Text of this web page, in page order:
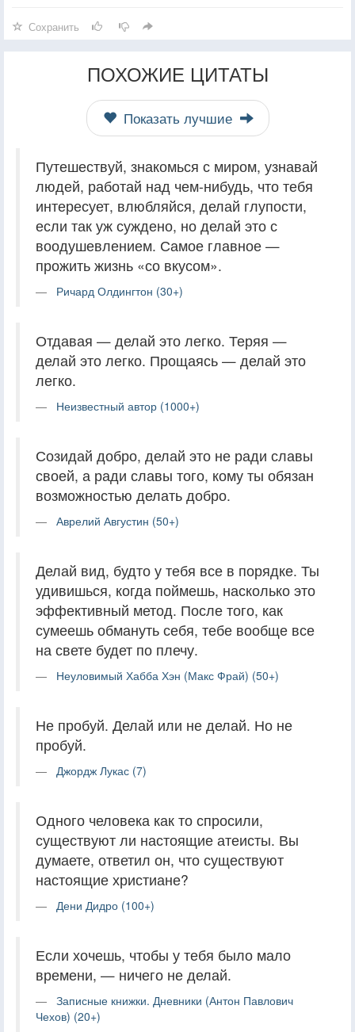
Сохранить
ПОХОЖИЕ ЦИТАТЫ
Показать лучшие
Путешествуй, знакомься с миром, узнавай
людей, работай над чем-нибудь, что тебя
интересует, влюбляйся, делай глупости,
если так уж суждено, но делай это с
воодушевлением. Самое главное —
прожить жизнь «со вкусом».
Ричард Олдингтон (30+)
Отдавая — делай это легко. Теряя —
делай это легко. Прощаясь — делай это
легко.
Неизвестный автор (1000+)
Созидай добро, делай это не ради славы
своей, а ради славы того, кому ты обязан
возможностью делать добро.
Аврелий Августин (50+)
Делай вид, будто у тебя все в порядке. Ты
удивишься, когда поймешь, насколько это
эффективный метод. После того, как
сумеешь обмануть себя, тебе вообще все
на свете будет по плечу.
Неуловимый Хабба Хэн (Макс Фрай) (50+)
Не пробуй. Делай или не делай. Но не
пробуй.
Джордж Лукас (7)
Одного человека как то спросили,
существуют ли настоящие атеисты. Вы
думаете, ответил он, что существуют
настоящие христиане?
Дени Дидро (100+)
Если хочешь, чтобы у тебя было мало
времени, — ничего не делай.
Записные книжки. Дневники (Антон Павлович
Чехов) (20+)